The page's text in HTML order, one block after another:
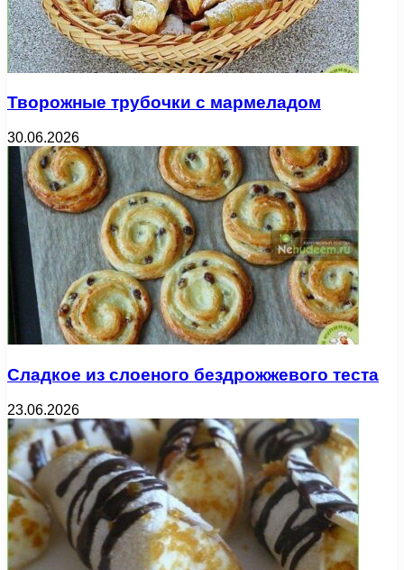
Творожные трубочки с мармеладом
30.06.2026
Сладкое из слоеного бездрожжевого теста
23.06.2026